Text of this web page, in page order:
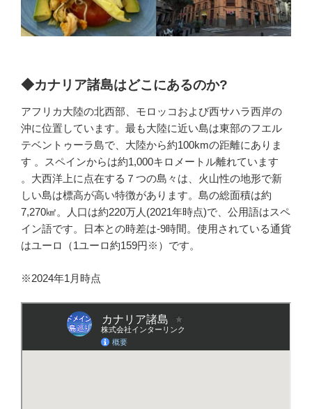
◆カナリア諸島はどこにあるのか?
アフリカ大陸の北西部、モロッコおよび西サハラ西岸の
沖に位置しています。最も大陸に近い島は東部のフエル
テベントゥーラ島で、大陸から約100kmの距離にありま
す 。スペインからは約1,000キロメートル離れています
。大西洋上に点在する７つの島々は、火山性の地形で新
しい島は標高が高い特徴があります。島の総面積は約
7,270㎢。人口は約220万人(2021年時点)で、公用語はスペ
イン語です。日本との時差は-9時間。使用されている通貨
はユーロ（1ユーロ約159円※）です。
※2024年1月時点